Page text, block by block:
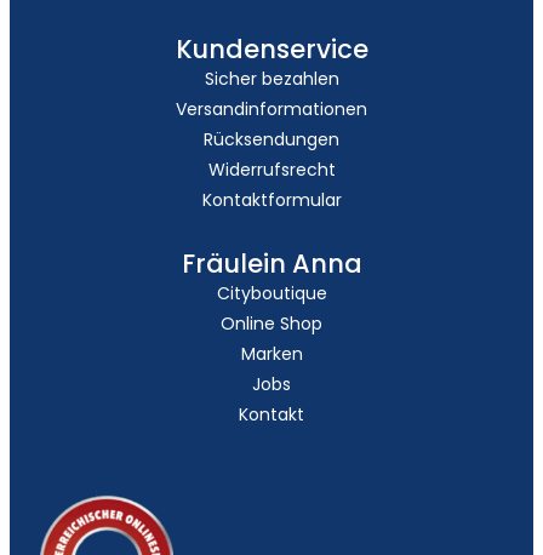
Kundenservice
Sicher bezahlen
Versandinformationen
Rücksendungen
Widerrufsrecht
Kontaktformular
Fräulein Anna
Cityboutique
Online Shop
Marken
Jobs
Kontakt